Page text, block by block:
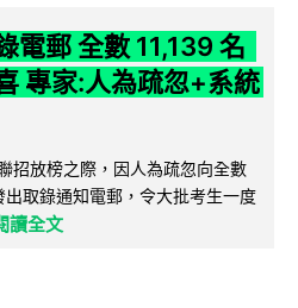
電郵 全數 11,139 名
專家:人為疏忽+系統
招放榜之際，因人為疏忽向全數
取錄通知電郵，令大批考生一度
讀全文